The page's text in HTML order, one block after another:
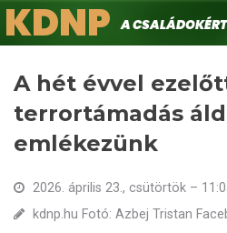
Ugrás
a
Keresés
KDNPA családokért.
A hét évvel
terrortámadás
emlékezünk
2026. április 23., csütörtök –
kdnp.hu Fotó: Azbej Tristan